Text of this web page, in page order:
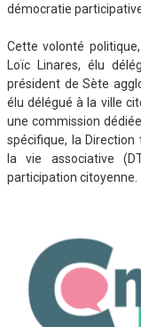
démocratie
Cette volonté
Loïc Linares, élu
président de Sète
élu délégué à la ville
une commission
spécifique, la
la vie associative
participation citoyenne.